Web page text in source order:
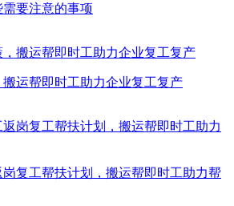
要注意的事项
运帮即时工助力企业复工复产
岗复工帮扶计划，搬运帮即时工助力帮